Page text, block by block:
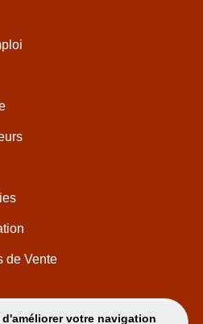
votre navigation
de Vente